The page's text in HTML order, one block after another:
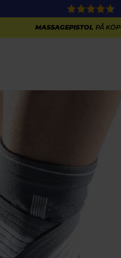
MASSAGEPISTOL PÅ